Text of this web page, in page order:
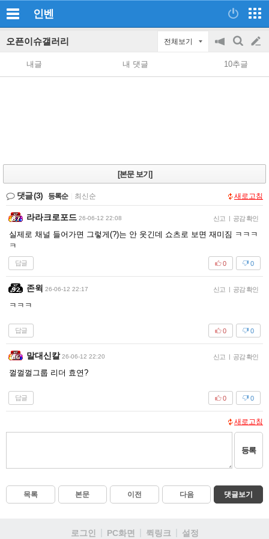
인벤
오픈이슈갤러리 전체보기
공
지
on/off
검
색
글
쓰
내글 내 댓글 10추글
[본문 보기]
댓글(3) 등록순 최신순 새로고침
라라크로포드 26-06-12 22:08 신고 | 공감 확인
실제로 채널 들어가면 그렇게(?)는 안 웃긴데 쇼츠로 보면 재미짐 ㅋㅋㅋ
ㅋ
답글 0
0
존윅 26-06-12 22:17 신고 | 공감 확인
ㅋㅋㅋ
답글 0
0
말대신칼 26-06-12 22:20 신고 | 공감 확인
껄껄껄그룹 리더 효연?
답글 0
0
새로고침
등록
목록 본문 이전 다음 댓글보기
로그인 PC화면 퀵링크 설정